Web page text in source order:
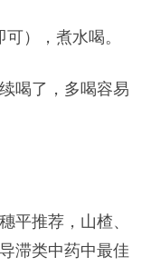
），煮水喝。
喝了，多喝容易
平推荐，山楂、
滞类中药中最佳